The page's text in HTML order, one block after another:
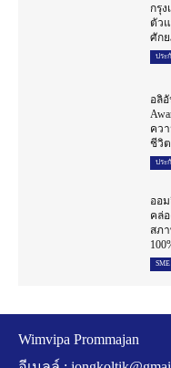
กรุ
ตัว
ศัก
ประ
อลิอั
คว
ชีวิต
ประ
ออ
คล่
สภา
SME
Wimvipa Prommajan